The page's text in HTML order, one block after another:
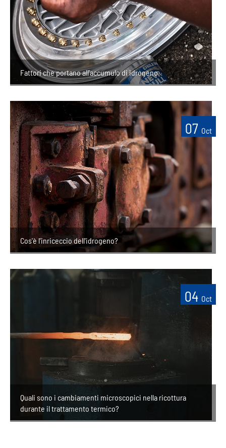
Fattori che portano all'accumulo di idrogeno
07 Oct
Cos'è l'inriceccio dell'idrogeno?
04 Oct
Quali sono i cambiamenti microscopici nella ricottura
durante il trattamento termico?